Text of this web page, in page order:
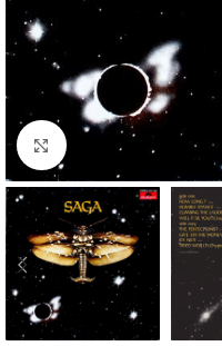
Click to enlarge